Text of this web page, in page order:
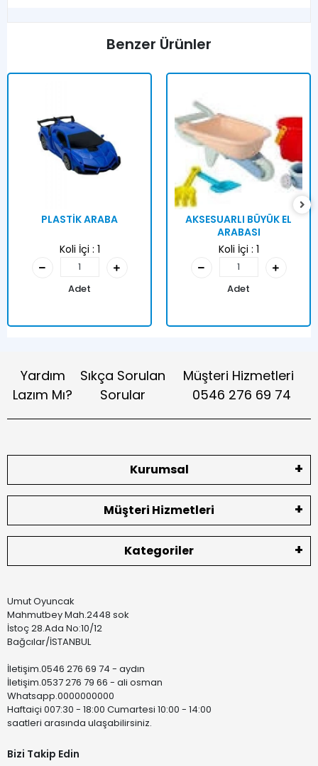
Benzer Ürünler
PLASTİK ARABA
Koli İçi : 1
Adet
AKSESUARLI BÜYÜK EL
ARABASI
Koli İçi : 1
Adet
Yardım
Lazım Mı?
Sıkça Sorulan
Sorular
Müşteri Hizmetleri
0546 276 69 74
Kurumsal
Müşteri Hizmetleri
Kategoriler
Umut Oyuncak
Mahmutbey Mah.2448 sok
İstoç 28.Ada No:10/12
Bağcılar/İSTANBUL
İletişim.0546 276 69 74 - aydın
İletişim.0537 276 79 66 - ali osman
Whatsapp.0000000000
Haftaiçi 007:30 - 18:00 Cumartesi 10:00 - 14:00
saatleri arasında ulaşabilirsiniz.
Bizi Takip Edin